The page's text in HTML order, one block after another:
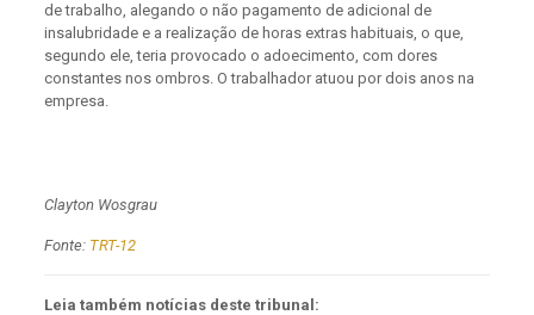
de trabalho, alegando o não pagamento de adicional de
insalubridade e a realização de horas extras habituais, o que,
segundo ele, teria provocado o adoecimento, com dores
constantes nos ombros. O trabalhador atuou por dois anos na
empresa.
Clayton Wosgrau
Fonte: TRT-12
Leia também notícias deste tribunal: